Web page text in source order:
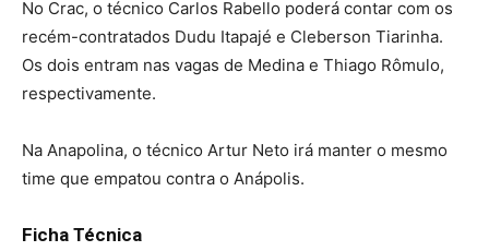
No Crac, o técnico Carlos Rabello poderá contar com os
recém-contratados Dudu Itapajé e Cleberson Tiarinha.
Os dois entram nas vagas de Medina e Thiago Rômulo,
respectivamente.
Na Anapolina, o técnico Artur Neto irá manter o mesmo
time que empatou contra o Anápolis.
Ficha Técnica